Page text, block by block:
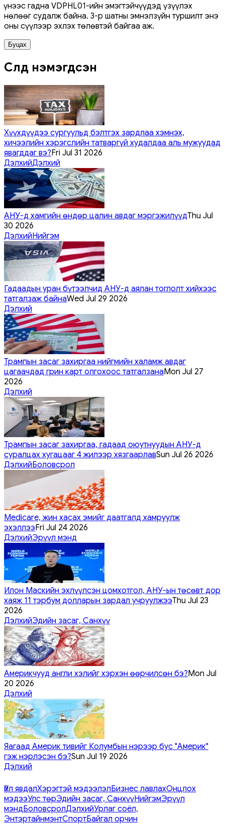
Үүнээс гадна VDPHL01-ийн эмэгтэйчүүдэд үзүүлэх
нөлөөг судалж байна. 3-р шатны эмнэлзүйн туршилт энэ
оны сүүлээр эхлэх төлөвтэй байгаа аж.
Буцах
Сүүлд нэмэгдсэн
Хүүхдүүдээ сургуульд бэлтгэх зардлаа хэмнэх,
хичээлийн хэрэгслийн татваргүй худалдаа аль мужуудад
явагддаг вэ?Fri Jul 31 2026
ДэлхийДэлхий
АНУ-д хамгийн өндөр цалин авдаг мэргэжилүүдThu Jul
30 2026
ДэлхийНийгэм
Гадаадын уран бүтээлчид АНУ-д аялан тоглолт хийхээс
татгалзаж байнаWed Jul 29 2026
Дэлхий
Трампын засаг захиргаа нийгмийн халамж авдаг
цагаачдад грин карт олгохоос татгалзанаMon Jul 27
2026
Дэлхий
Трампын засаг захиргаа, гадаад оюутнуудын АНУ-д
суралцах хугацааг 4 жилээр хязгаарлавSun Jul 26 2026
ДэлхийБоловсрол
Medicare, жин хасах эмийг даатгалд хамруулж
эхэллээFri Jul 24 2026
ДэлхийЭрүүл мэнд
Илон Маскийн эхлүүлсэн цомхотгол, АНУ-ын төсөвт дор
хаяж 11 тэрбум долларын зардал учруулжээThu Jul 23
2026
ДэлхийЭдийн засаг, Санхүү
Америкчууд англи хэлийг хэрхэн өөрчилсөн бэ?Mon Jul
20 2026
Дэлхий
Яагаад Америк тивийг Колумбын нэрээр бус "Америк"
гэж нэрлэсэн бэ?Sun Jul 19 2026
Дэлхий
Үйл явдалХэрэгтэй мэдээлэлБизнес лавлахОнцлох
мэдээУлс төрЭдийн засаг, СанхүүНийгэмЭрүүл
мэндБоловсролДэлхийУрлаг соёл,
ЭнтэртайнмэнтСпортБайгал орчин